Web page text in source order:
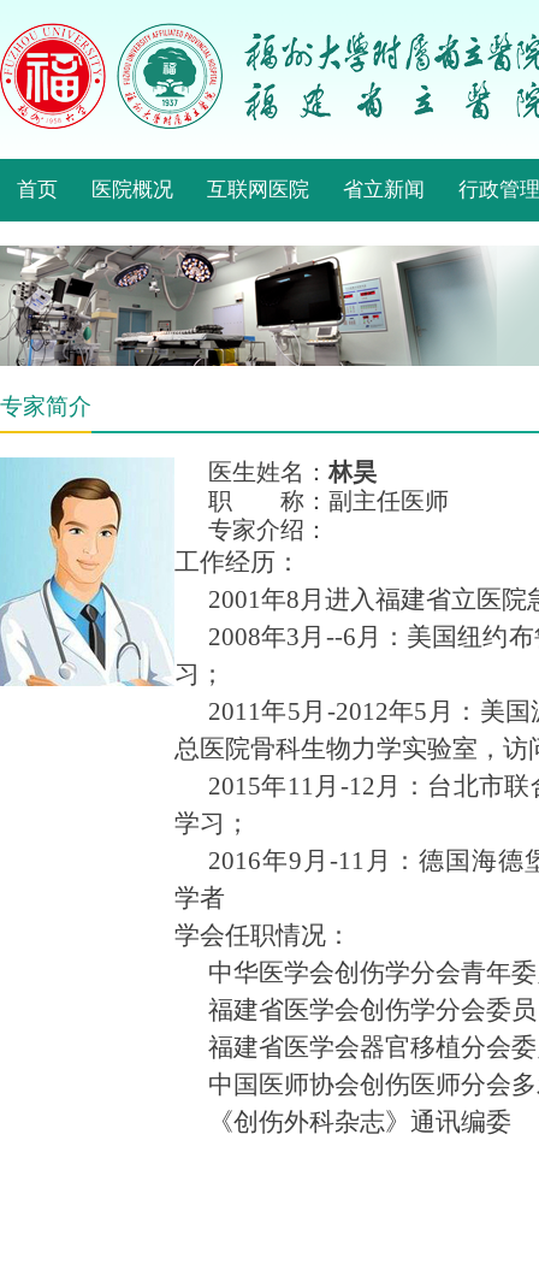
首页 医院概况 互联网医院 省立新闻 行政管理
专家简介
医生姓名：林昊
职 称：副主任医师
专家介绍：
工作经历：
2001年8月进入福建省立医院
2008年3月--6月：美国纽约
习；
2011年5月-2012年5月：美
总医院骨科生物力学实验室，访
2015年11月-12月：台北市
学习；
2016年9月-11月：德国海德
学者
学会任职情况：
中华医学会创伤学分会青年
福建省医学会创伤学分会委
福建省医学会器官移植分会
中国医师协会创伤医师分会
《创伤外科杂志》通讯编委